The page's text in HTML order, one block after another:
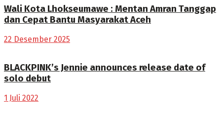
Wali Kota Lhokseumawe : Mentan Amran Tanggap
dan Cepat Bantu Masyarakat Aceh
22 Desember 2025
BLACKPINK’s Jennie announces release date of
solo debut
1 Juli 2022